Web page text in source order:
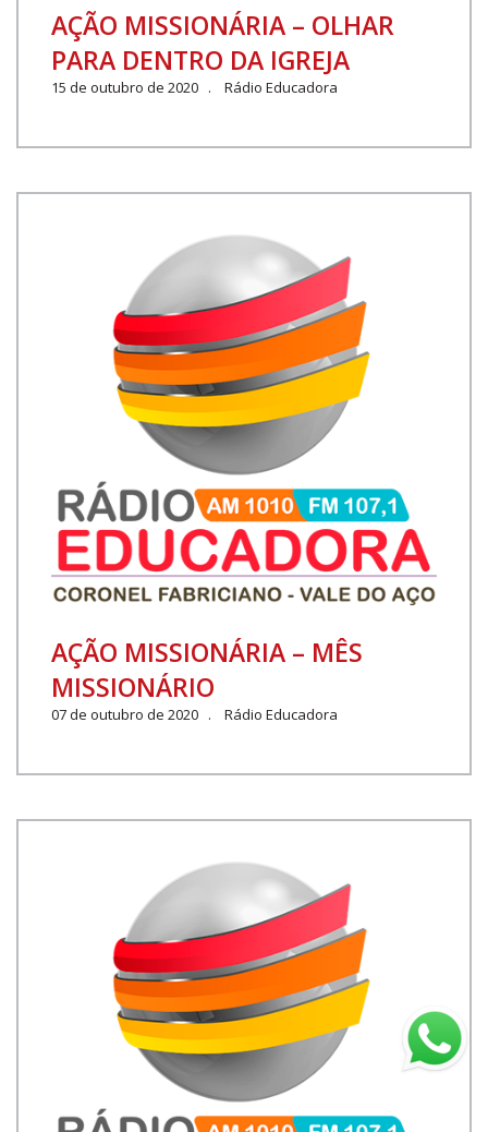
AÇÃO MISSIONÁRIA – OLHAR
PARA DENTRO DA IGREJA
15 de outubro de 2020 . Rádio Educadora
AÇÃO MISSIONÁRIA – MÊS
MISSIONÁRIO
07 de outubro de 2020 . Rádio Educadora